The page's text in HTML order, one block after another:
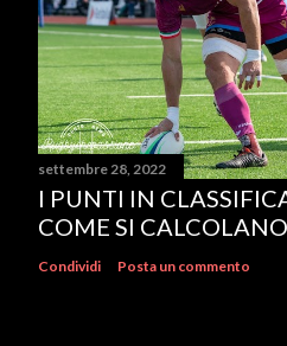
settembre 28, 2022
I PUNTI IN
COME SI CALCOLANO
Condividi Posta un commento